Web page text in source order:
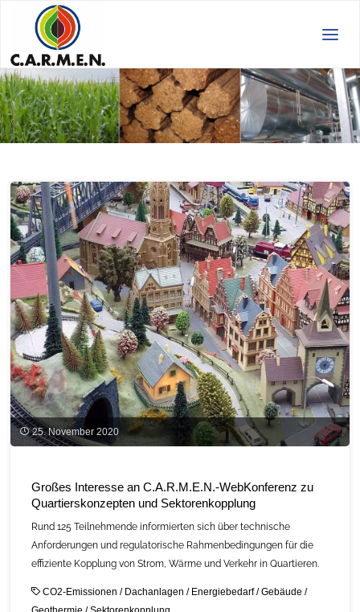
25. November 2020
Großes Interesse an C.A.R.M.E.N.-WebKonferenz zu
Quartierskonzepten und Sektorenkopplung
Rund 125 Teilnehmende informierten sich über technische
Anforderungen und regulatorische Rahmenbedingungen für die
effiziente Kopplung von Strom, Wärme und Verkehr in Quartieren.
CO2-Emissionen / Dachanlagen / Energiebedarf/Gebäude /